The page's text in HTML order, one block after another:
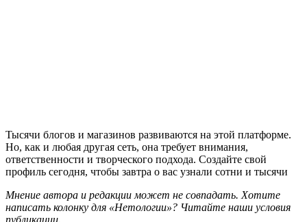
Тысячи блогов и магазинов развиваются на этой платформе.
Но, как и любая другая сеть, она требует внимания,
ответственности и творческого подхода. Создайте свой
профиль сегодня, чтобы завтра о вас узнали сотни и тысячи
Мнение автора и редакции может не совпадать. Хотите
написать колонку для «Нетологии»? Читайте наши условия